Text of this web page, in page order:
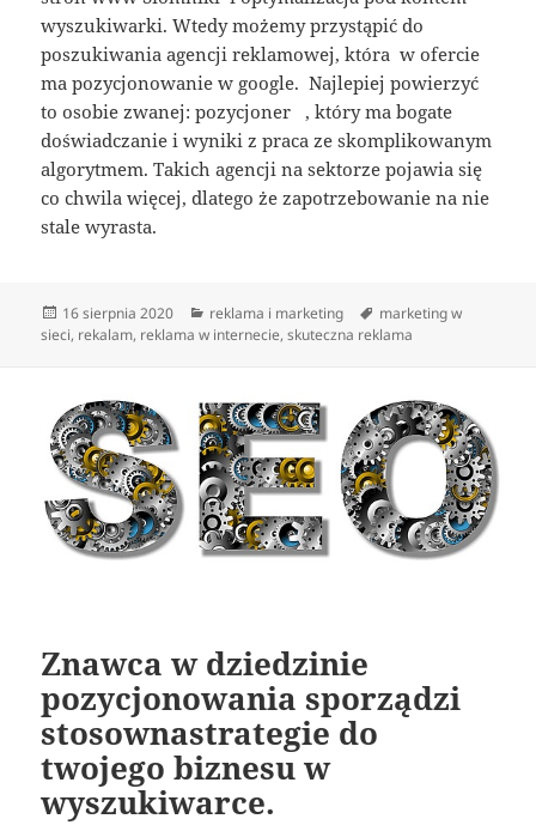
wyszukiwarki. Wtedy możemy przystąpić do
poszukiwania agencji reklamowej, która w ofercie
ma pozycjonowanie w google. Najlepiej powierzyć
to osobie zwanej: pozycjoner , który ma bogate
doświadczanie i wyniki z praca ze skomplikowanym
algorytmem. Takich agencji na sektorze pojawia się
co chwila więcej, dlatego że zapotrzebowanie na nie
stale wyrasta.
Data
publikacji
16 sierpnia 2020 Kategorie
reklama i marketing Tagi
marketing w
sieci, rekalam, reklama w internecie,skuteczna reklama
Znawca w dziedzinie
pozycjonowania sporządzi
stosownastrategie do
twojego biznesu w
wyszukiwarce.